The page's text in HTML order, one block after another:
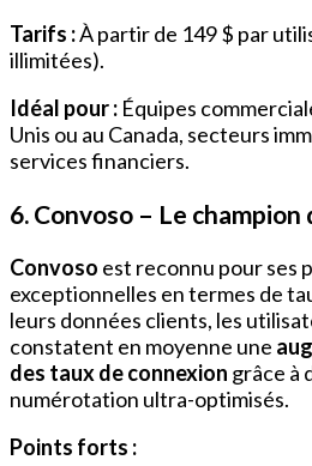
Tarifs :À partir de 149 $ par
illimitées).
Idéal pour : Équipes
Unis ou au Canada, secteurs
services financiers.
6. Convoso – Le
Convoso est reconnu pour ses
exceptionnelles en termes de
leurs données clients, les
constatent en moyenne une
des taux de connexion grâce à
numérotation ultra-optimisés.
Points forts :